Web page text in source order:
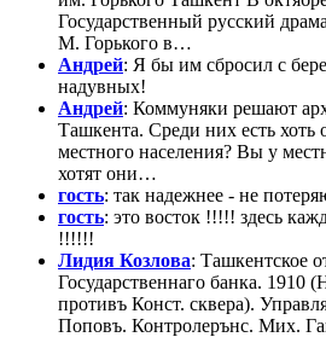
Государственный русский
М. Горького в…
Андрей: Я бы им сбросил с
надувных!
Андрей: Коммуняки решают
Ташкента. Среди них есть хоть
местного населения? Вы у
хотят они…
гость: так надежнее - не
гость: это восток !!!!! здесь
!!!!!!
Лидия Козлова: Ташкентское
Государственнаго банка. 1910
противъ Конст. сквера).
Поповъ. Контролерънс. Мих.